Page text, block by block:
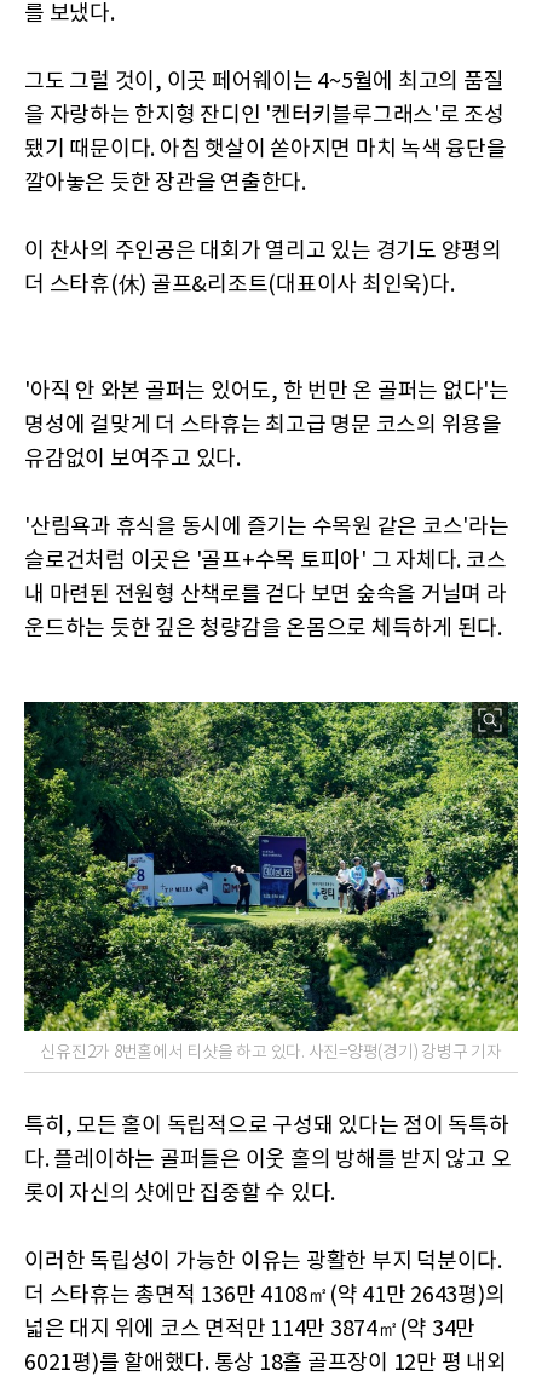
를 보냈다.
그도 그럴 것이, 이곳 페어웨이는 4~5월에 최고의 품질
을 자랑하는 한지형 잔디인 '켄터키블루그래스'로 조성
됐기 때문이다. 아침 햇살이 쏟아지면 마치 녹색 융단을
깔아놓은 듯한 장관을 연출한다.
이 찬사의 주인공은 대회가 열리고 있는 경기도 양평의
더 스타휴(休) 골프&리조트(대표이사 최인욱)다.
'아직 안 와본 골퍼는 있어도, 한 번만 온 골퍼는 없다'는
명성에 걸맞게 더 스타휴는 최고급 명문 코스의 위용을
유감없이 보여주고 있다.
'산림욕과 휴식을 동시에 즐기는 수목원 같은 코스'라는
슬로건처럼 이곳은 '골프+수목 토피아' 그 자체다. 코스
내 마련된 전원형 산책로를 걷다 보면 숲속을 거닐며 라
운드하는 듯한 깊은 청량감을 온몸으로 체득하게 된다.
신유진2가 8번홀에서 티샷을 하고 있다. 사진=양평(경기) 강병구 기자
특히, 모든 홀이 독립적으로 구성돼 있다는 점이 독특하
다. 플레이하는 골퍼들은 이웃 홀의 방해를 받지 않고 오
롯이 자신의 샷에만 집중할 수 있다.
이러한 독립성이 가능한 이유는 광활한 부지 덕분이다.
더 스타휴는 총면적 136만 4108㎡(약 41만 2643평)의
넓은 대지 위에 코스 면적만 114만 3874㎡(약 34만
6021평)를 할애했다. 통상 18홀 골프장이 12만 평 내외